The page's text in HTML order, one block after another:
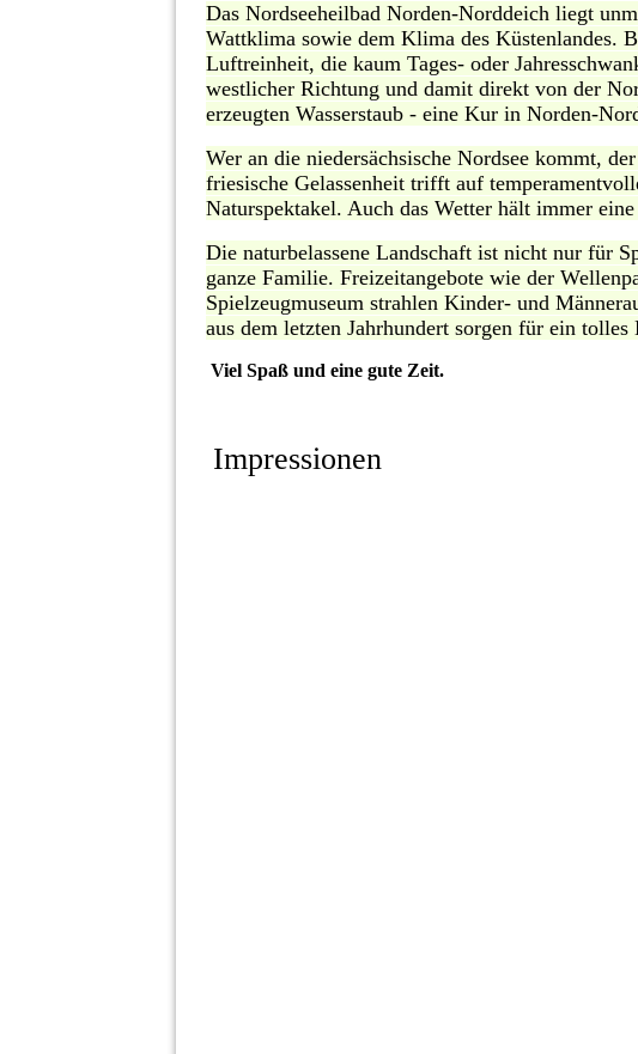
Das Nordseeheilbad Norden-Norddeich liegt
Wattklima sowie dem Klima des Küstenlandes.
Luftreinheit, die kaum Tages- oder
westlicher Richtung und damit direkt von der
erzeugten Wasserstaub - eine Kur in Norden-
Wer an die niedersächsische Nordsee kommt,
friesische Gelassenheit trifft auf
Naturspektakel. Auch das Wetter hält immer
Die naturbelassene Landschaft ist nicht nur für
ganze Familie. Freizeitangebote wie der
Spielzeugmuseum strahlen Kinder- und
aus dem letzten Jahrhundert sorgen für ein tolles
Viel Spaß und eine gute Zeit.
Impressionen